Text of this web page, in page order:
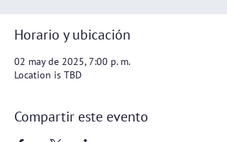
Horario y ubicación
02 may de 2025, 7:00 p. m.
Location is TBD
Compartir este evento